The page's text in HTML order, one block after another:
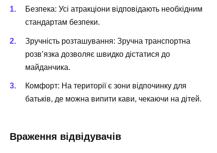
Безпека: Усі атракціони відповідають необхідним
стандартам безпеки.
Зручність розташування: Зручна транспортна
розв’язка дозволяє швидко дістатися до
майданчика.
Комфорт: На території є зони відпочинку для
батьків, де можна випити кави, чекаючи на дітей.
Враження відвідувачів